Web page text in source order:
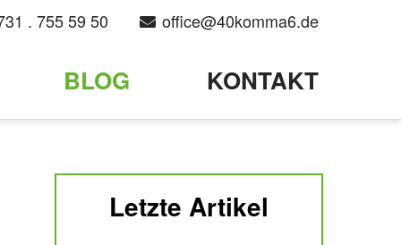
. 755 59 50 office@40komma6.de
BLOG KONTAKT
Letzte Artikel